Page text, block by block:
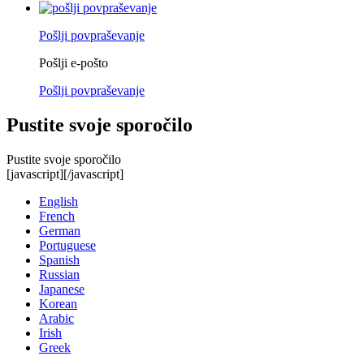
Pošlji povpraševanje
Pošlji e-pošto
Pošlji povpraševanje
Pustite svoje sporočilo
Pustite svoje sporočilo
[javascript][/javascript]
English
French
German
Portuguese
Spanish
Russian
Japanese
Korean
Arabic
Irish
Greek